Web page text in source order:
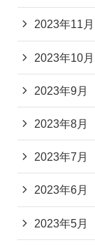
2023年11月
2023年10月
2023年9月
2023年8月
2023年7月
2023年6月
2023年5月